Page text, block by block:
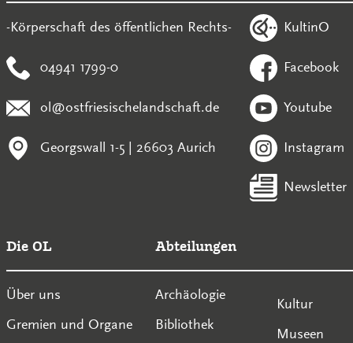
-Körperschaft des öffentlichen Rechts-
04941 1799-0
ol@ostfriesischelandschaft.de
Georgswall 1-5 | 26603 Aurich
KultinO
Facebook
Youtube
Instagram
Newsletter
Die OL
Über uns
Gremien und Organe
Abteilungen
Archäologie
Bibliothek
Kultur
Museen